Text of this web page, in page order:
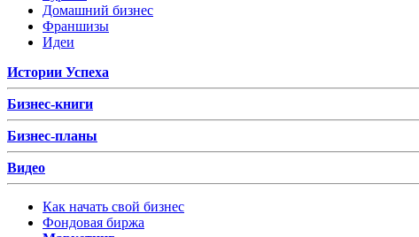
Домашний бизнес
Франшизы
Идеи
Истории Успеха
Бизнес-книги
Бизнес-планы
Видео
Как начать свой бизнес
Фондовая биржа